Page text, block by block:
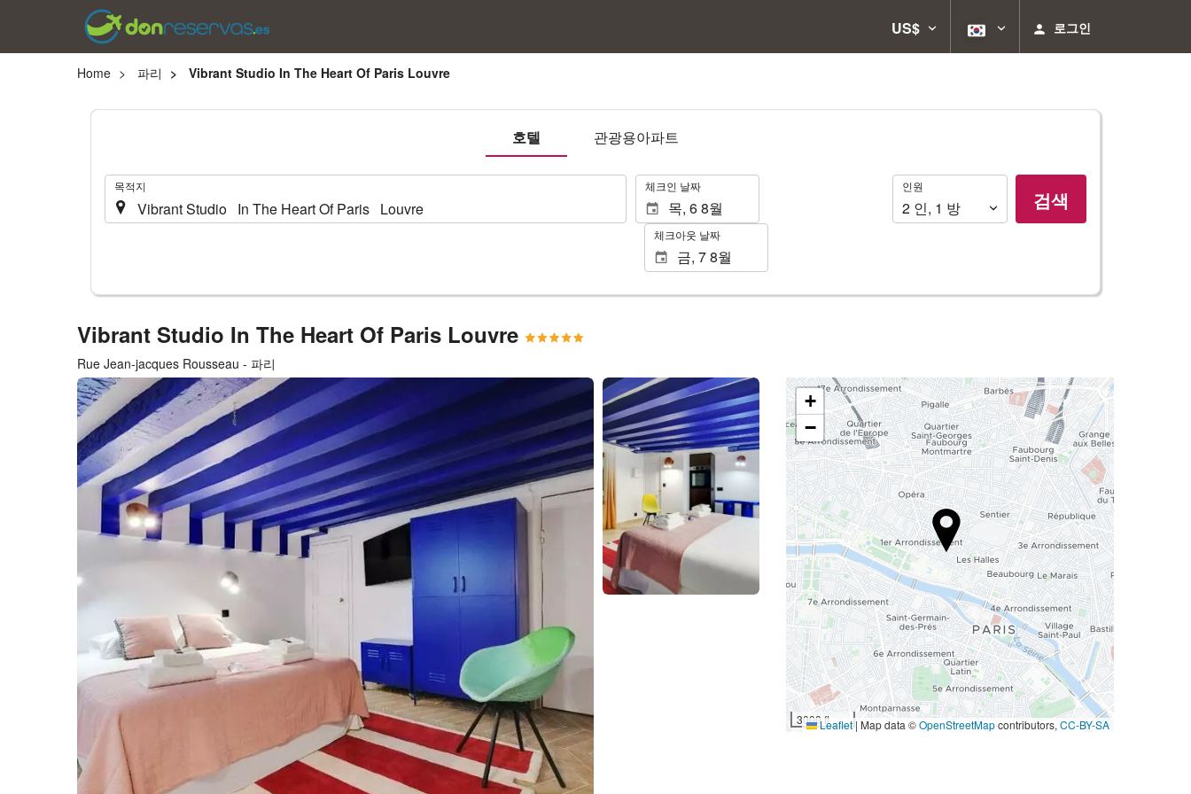
US$ 로그인
Home 파리 Vibrant Studio In The Heart Of Paris Louvre
호텔 관광용아파트
. 목적지 . 체크인 날짜
체크아웃 날짜
인
원
인원
2 인, 1 방 검색
Vibrant Studio In The Heart Of Paris Louvre
Rue Jean-jacques Rousseau - 파리
+
−
3000 ftLeaflet | Map data ©OpenStreetMapcontributors, CC-BY-SA